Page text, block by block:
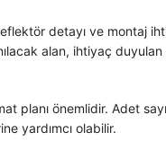
detayı ve
alan, ihtiyaç
planı önemlidir. Adet
yardımcı olabilir.